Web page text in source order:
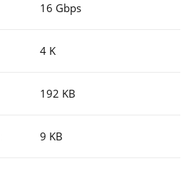
16 Gbps
4 K
192 KB
9 KB